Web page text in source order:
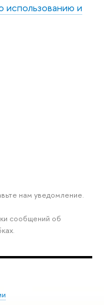
использованию и
нам уведомление.
сообщений об